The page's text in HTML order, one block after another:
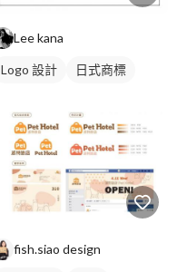
Lee kana
Logo 設計 日式商標
fish.siao design